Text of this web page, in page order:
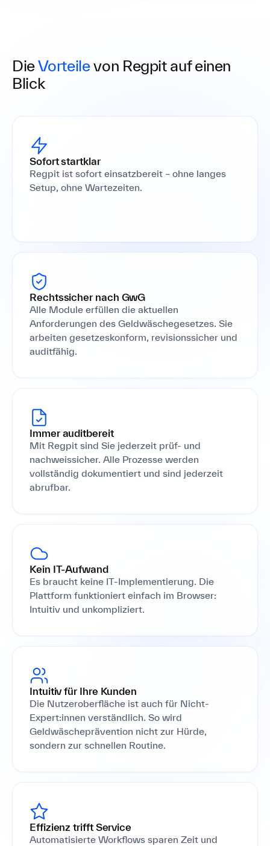
DieVorteilevon Regpit auf einen
Blick
Sofort startklar
Regpit ist sofort einsatzbereit – ohne langes
Setup, ohne Wartezeiten.
Rechtssicher nach GwG
Alle Module erfüllen die aktuellen
Anforderungen des Geldwäschegesetzes. Sie
arbeiten gesetzeskonform, revisionssicher und
auditfähig.
Immer auditbereit
Mit Regpit sind Sie jederzeit prüf- und
nachweissicher. Alle Prozesse werden
vollständig dokumentiert und sind jederzeit
abrufbar.
Kein IT-Aufwand
Es braucht keine IT-Implementierung. Die
Plattform funktioniert einfach im Browser:
Intuitiv und unkompliziert.
Intuitiv für Ihre Kunden
Die Nutzeroberfläche ist auch für Nicht-
Expert:innen verständlich. So wird
Geldwäscheprävention nicht zur Hürde,
sondern zur schnellen Routine.
Effizienz trifft Service
Automatisierte Workflows sparen Zeit und